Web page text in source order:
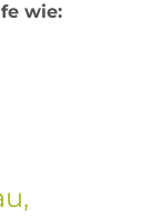
wie: